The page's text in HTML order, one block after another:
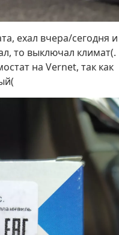
ехал вчера/сегодня и
то выключал климат(.
на Vernet, так как